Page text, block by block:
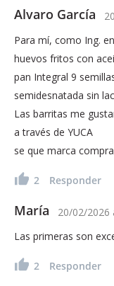
Alvaro García
Para mí, como Ing.
huevos fritos con
pan Integral 9
semidesnatada sin
Las barritas me
a través de YUCA
se que marca
2 Responder
María 20/02/2026
Las primeras son
2 Responder